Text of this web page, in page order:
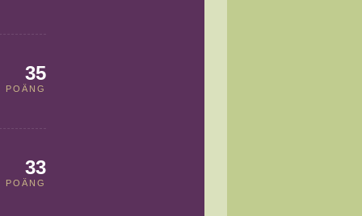
35
POÄNG
33
POÄNG